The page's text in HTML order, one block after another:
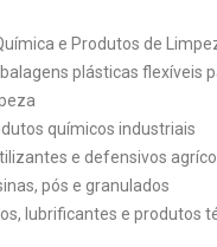
e Produtos de
plásticas flexíveis
químicos industriais
e defensivos
pós e granulados
lubrificantes e produtos